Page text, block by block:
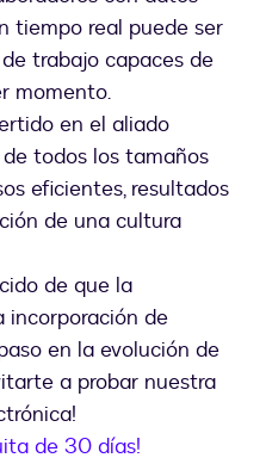
tiempo real puede ser
trabajo capaces de
momento.
en el aliado
todos los tamaños
eficientes, resultados
de una cultura
de que la
incorporación de
en la evolución de
a probar nuestra
de 30 días!